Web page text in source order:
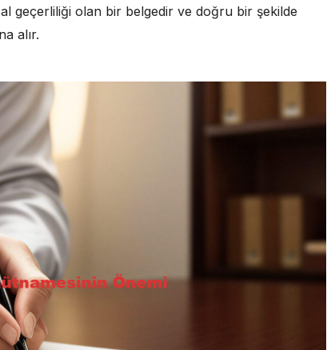
geçerliliği olan bir belgedir ve doğru bir şekilde
alır.